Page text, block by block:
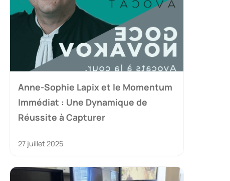
Anne-Sophie Lapix et le Momentum
Immédiat : Une Dynamique de
Réussite à Capturer
27 juillet 2025